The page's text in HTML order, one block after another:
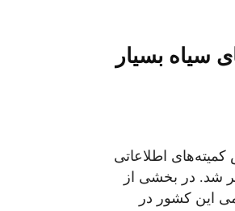
از گزارش کمیته‌های اطلاعاتی
درباره حملات ۱۱ سپتامبر منتشر شد. در بخشی از
این کشور در